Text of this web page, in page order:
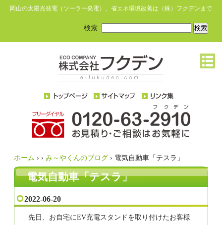
岡山の太陽光発電（ソーラー発電）、省エネ環境改善は（株）フクデンまで
検索:
ホーム › › み～やくんのブログ › 電気自動車「テスラ」
電気自動車「テスラ」
2022-06-20
先日、お自宅にEV充電スタンドを取り付けたお客様